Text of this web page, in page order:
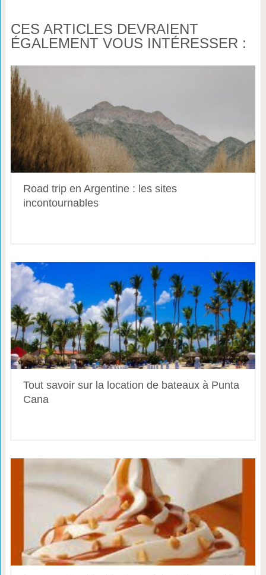
CES ARTICLES DEVRAIENT
ÉGALEMENT VOUS INTÉRESSER :
Road trip en Argentine : les sites
incontournables
Tout savoir sur la location de bateaux à Punta
Cana